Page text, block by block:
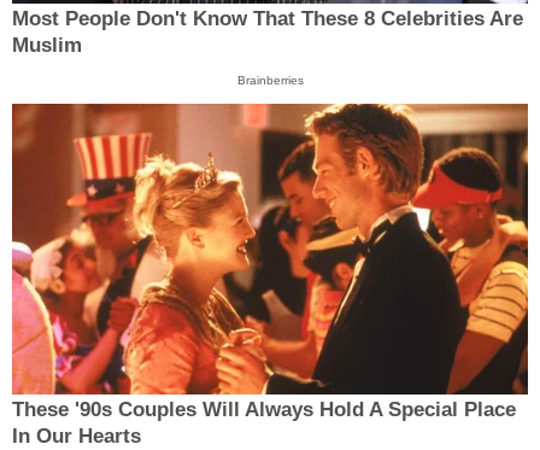
Most People Don't Know That These 8 Celebrities Are
Muslim
Brainberries
These '90s Couples Will Always Hold A Special Place
In Our Hearts